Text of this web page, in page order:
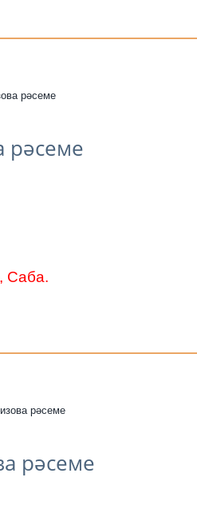
рәсеме
рәсеме
Саба.
рәсеме
рәсеме